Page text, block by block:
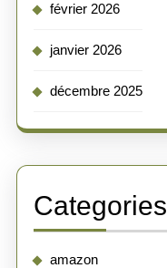
février 2026
janvier 2026
décembre 2025
Categories
amazon